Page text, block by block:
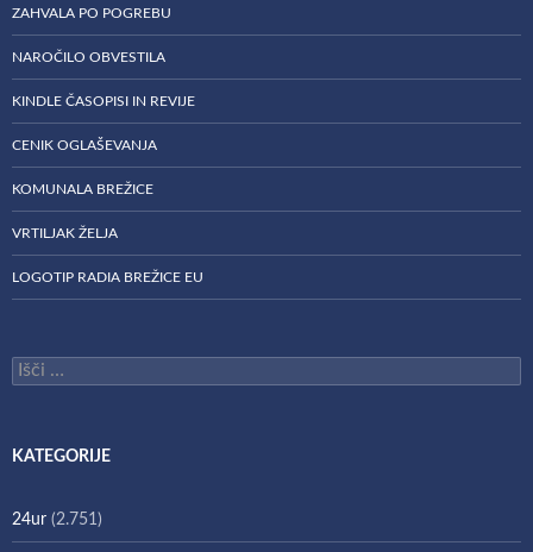
ZAHVALA PO POGREBU
NAROČILO OBVESTILA
KINDLE ČASOPISI IN REVIJE
CENIK OGLAŠEVANJA
KOMUNALA BREŽICE
VRTILJAK ŽELJA
LOGOTIP RADIA BREŽICE EU
Išči:
KATEGORIJE
24ur (2.751)